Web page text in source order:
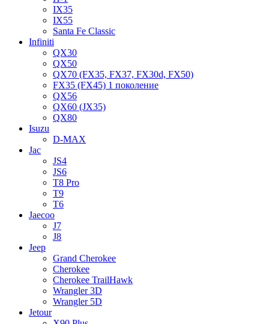
IX35
IX55
Santa Fe Classic
Infiniti
QX30
QX50
QX70 (FX35, FX37, FX30d, FX50)
FX35 (FX45) 1 поколение
QX56
QX60 (JX35)
QX80
Isuzu
D-MAX
Jac
JS4
JS6
T8 Pro
T9
T6
Jaecoo
J7
J8
Jeep
Grand Cherokee
Cherokee
Cherokee TrailHawk
Wrangler 3D
Wrangler 5D
Jetour